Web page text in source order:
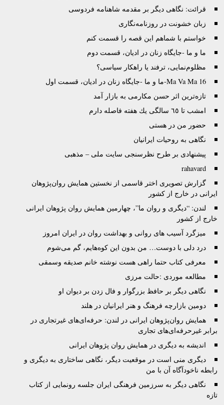
قرائت: نگاهی دیگر بر مقدمه شاهنامه فردوسی
زبان خشونت در روزنامه‌نگاری
خواستم با شماهم این قصه را قسمت کنم
ما و ما -جایگاه‌ زنان در ادیان، قسمت دوم
مظلوم‌نمایی، ترفند یا راهکار سیاسی؟
Ma Va Ma 16-ما و ما -جایگاه‌ زنان در ادیان، قسمت اول
تازه‌ترین اثر حسن مکارمی به بازار آمد
امشب تا ٦٥ سالگى يك هفته فاصله دارم
حضور من در هستی
نگاهی به روحیات ایرانیان
پیشنهادی بر طرح نظرسنجی سایت ملی – مذهبی
rahavard
گزارش تصويری اختر قاسمی از نخستين همايش روان‌پژوهان
ايرانی در خارج از کشور
لندن: “دیگری و روان ما”، چهارمین همایش روان پژوهان ایرانی
خارج از کشور
ميزگرد آسيب های روانی و بهداشت روان در ايران امروز
درد دلی با دوست… من بدون اين کوه‌هايم، گم می‌شوم
معرفی کتاب حتما راهی هست نوشته خانم صدیقه وسمقی
مطالعه موردی :حالت مرزی
نگاهی دیگر بر حافظ بزرگوار و فال زدن بر دیوان او
دومین بازارچه فرهنگ و هنر ایرانیان در هلند
همایش روان‌پژوهان ایرانی در لندن: حرفه‌ای‌های غیرتجاری در
برابر غیرحرفه‌ای‌های تجاری
اندیشه به دیگری در همایش روان پژوهان ایرانی
دیگری منی است در موقعیت دیگر، نگاهی ساختاری به دیگری و
رابطه ناخودآگاه آن با من
نگاهی دیگر به سرزمین فرهنگی ایران جلسه رونمایی از کتاب
تازه